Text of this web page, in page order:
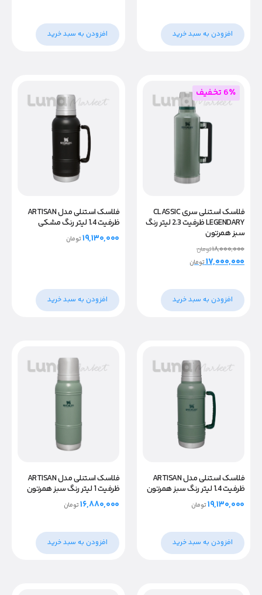
افزودن به سبد خرید افزودن به سبد خرید
6٪ تخفیف
فلاسک استنلی سری CLASSIC
LEGENDARY ظرفیت 2.3 لیتر رنگ
سبز همرتون
۱۸,۰۰۰,۰۰۰تومان
۱۷,۰۰۰,۰۰۰تومان
افزودن به سبد خرید
فلاسک استنلی مدل ARTISAN
ظرفیت 1.4 لیتر رنگ مشکی
۱۹,۱۳۰,۰۰۰تومان
افزودن به سبد خرید
فلاسک استنلی مدل ARTISAN
ظرفیت 1.4 لیتر رنگ سبز همرتون
۱۹,۱۳۰,۰۰۰تومان
افزودن به سبد خرید
فلاسک استنلی مدل ARTISAN
ظرفیت 1 لیتر رنگ سبز همرتون
۱۶,۸۸۰,۰۰۰تومان
افزودن به سبد خرید